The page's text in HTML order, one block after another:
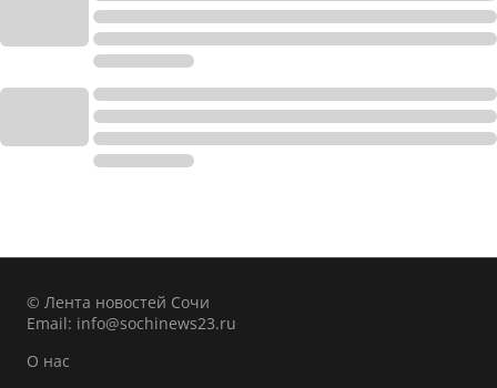
© Лента новостей Сочи
Email: info@sochinews23.ru
О нас